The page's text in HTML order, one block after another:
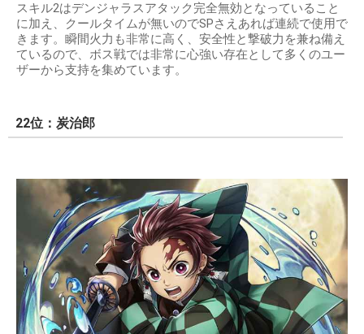
スキル2はデンジャラスアタック完全無効となっていること
に加え、クールタイムが無いのでSPさえあれば連続で使用で
きます。瞬間火力も非常に高く、安全性と撃破力を兼ね備え
ているので、ボス戦では非常に心強い存在として多くのユー
ザーから支持を集めています。
22位：炭治郎